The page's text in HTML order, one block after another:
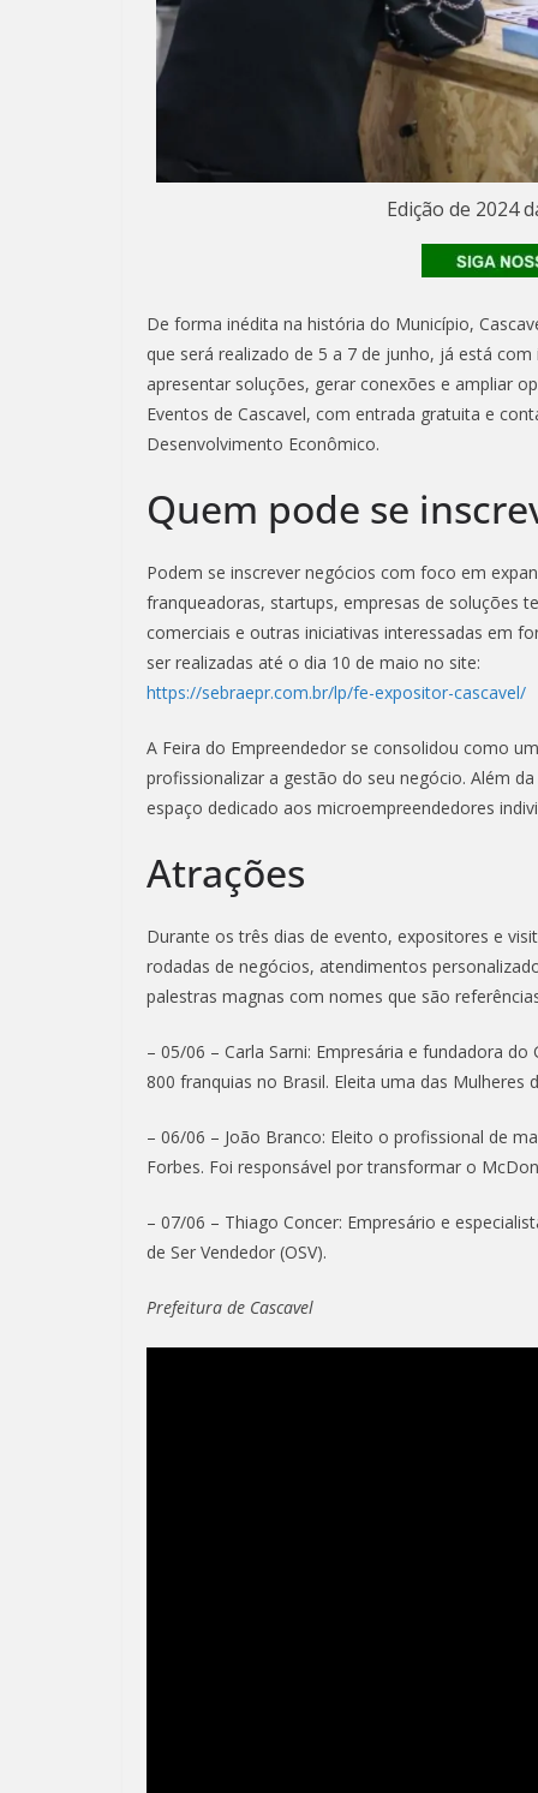
Edição de 2024
De forma inédita na história do Município,
que será realizado de 5 a 7 de junho, já está
apresentar soluções, gerar conexões e ampliar
Eventos de Cascavel, com entrada gratuita e
Desenvolvimento Econômico.
Quem pode se
Podem se inscrever negócios com foco em
franqueadoras, startups, empresas de soluções
comerciais e outras iniciativas interessadas em
ser realizadas até o dia 10 de maio no site:
https://sebraepr.com.br/lp/fe-expositor-cascavel/
A Feira do Empreendedor se consolidou como
profissionalizar a gestão do seu negócio. Além
espaço dedicado aos microempreendedores
Atrações
Durante os três dias de evento, expositores e
rodadas de negócios, atendimentos
palestras magnas com nomes que são
– 05/06 – Carla Sarni: Empresária e fundadora
800 franquias no Brasil. Eleita uma das Mulheres
– 06/06 – João Branco: Eleito o profissional de
Forbes. Foi responsável por transformar o
– 07/06 – Thiago Concer: Empresário e
de Ser Vendedor (OSV).
Prefeitura de Cascavel